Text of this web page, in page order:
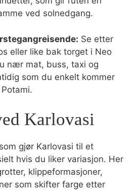
ved solnedgang.
Se etter
eller like bak torget i Neo
nær mat, buss, taxi og
som du enkelt kommer
Karlovasi
gjør Karlovasi til et
hvis du liker variasjon. Her
klippeformasjoner,
som skifter farge etter